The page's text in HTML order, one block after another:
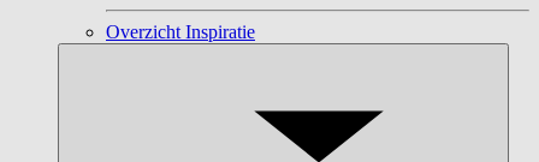
Overzicht Inspiratie